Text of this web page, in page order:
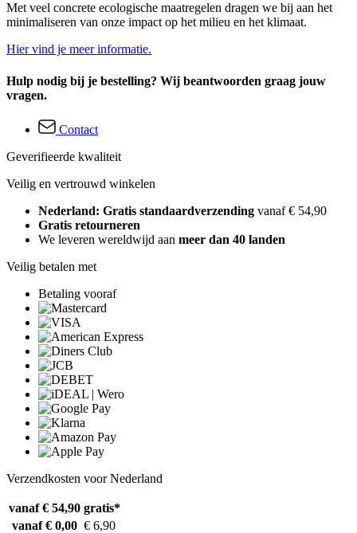
Met veel concrete ecologische maatregelen dragen we bij aan het
minimaliseren van onze impact op het milieu en het klimaat.
Hier vind je meer informatie.
Hulp nodig bij je bestelling? Wij beantwoorden graag jouw
vragen.
Contact
Geverifieerde kwaliteit
Veilig en vertrouwd winkelen
Nederland: Gratis standaardverzending vanaf € 54,90
Gratis retourneren
We leveren wereldwijd aan meer dan 40 landen
Veilig betalen met
Betaling vooraf
Verzendkosten voor Nederland
vanaf € 54,90 gratis*
vanaf € 0,00 € 6,90